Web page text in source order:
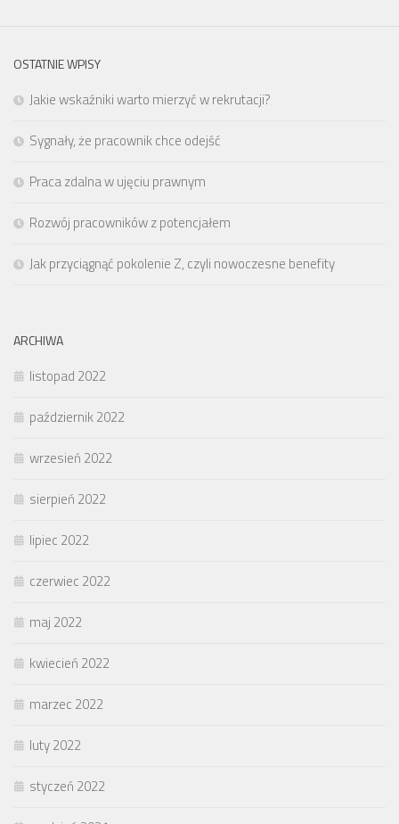
OSTATNIE WPISY
Jakie wskaźniki warto mierzyć w rekrutacji?
Sygnały, że pracownik chce odejść
Praca zdalna w ujęciu prawnym
Rozwój pracowników z potencjałem
Jak przyciągnąć pokolenie Z, czyli nowoczesne benefity
ARCHIWA
listopad 2022
październik 2022
wrzesień 2022
sierpień 2022
lipiec 2022
czerwiec 2022
maj 2022
kwiecień 2022
marzec 2022
luty 2022
styczeń 2022